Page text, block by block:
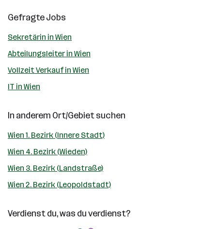
Gefragte Jobs
Sekretärin in Wien
Abteilungsleiter in Wien
Vollzeit Verkauf in Wien
IT in Wien
In anderem Ort/Gebiet suchen
Wien 1. Bezirk (Innere Stadt)
Wien 4. Bezirk (Wieden)
Wien 3. Bezirk (Landstraße)
Wien 2. Bezirk (Leopoldstadt)
Verdienst du, was du verdienst?